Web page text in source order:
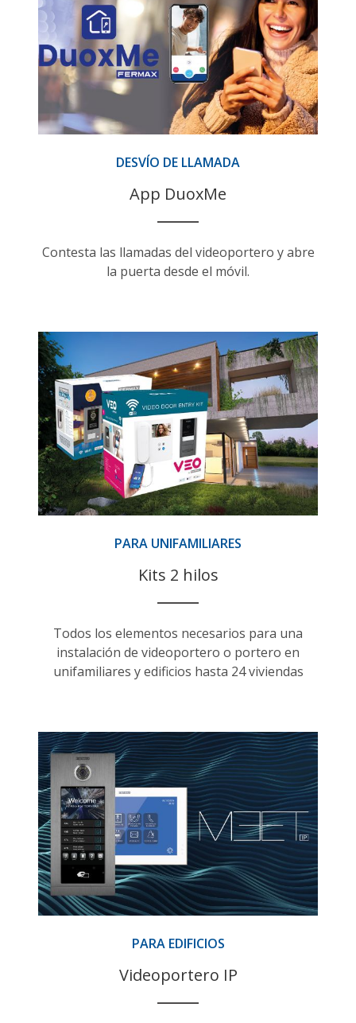
DESVÍO DE LLAMADA
App DuoxMe
Contesta las llamadas del videoportero y abre
la puerta desde el móvil.
PARA UNIFAMILIARES
Kits 2 hilos
Todos los elementos necesarios para una
instalación de videoportero o portero en
unifamiliares y edificios hasta 24 viviendas
PARA EDIFICIOS
Videoportero IP